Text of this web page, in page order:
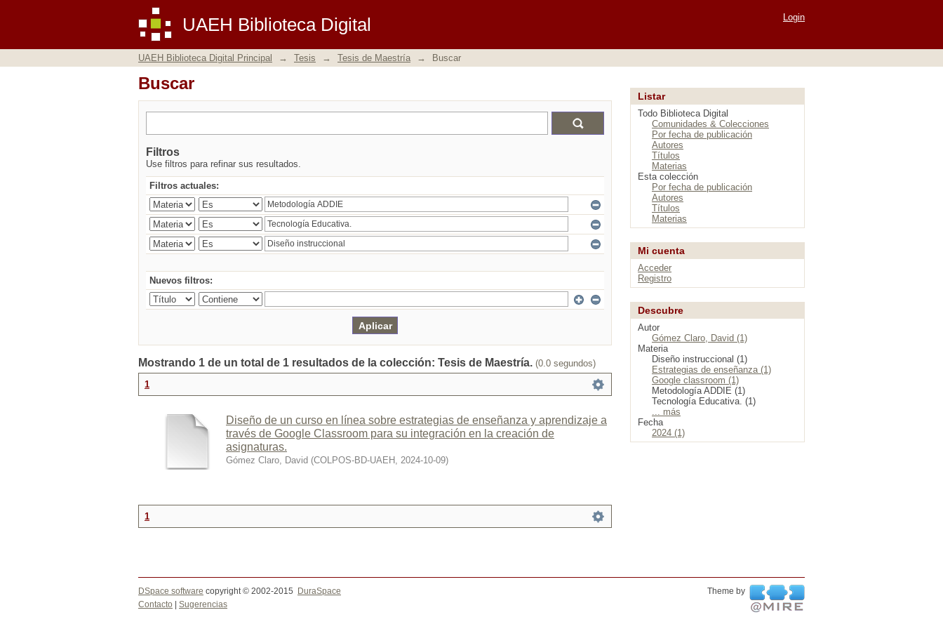
UAEH Biblioteca Digital
Buscar Login
UAEH Biblioteca Digital Principal → Tesis → Tesis de Maestría → Buscar
Buscar
Filtros
Use filtros para refinar sus resultados.
Filtros actuales:
Nuevos filtros:
Mostrando 1 de un total de 1 resultados de la colección: Tesis de Maestría. (0.0 segundos)
1
Diseño de un curso en línea sobre estrategias de enseñanza y aprendizaje a
través de Google Classroom para su integración en la creación de
asignaturas.
Gómez Claro, David (COLPOS-BD-UAEH , 2024-10-09)
1
Listar
Todo Biblioteca Digital
Comunidades & Colecciones
Por fecha de publicación
Autores
Títulos
Materias
Esta colección
Por fecha de publicación
Autores
Títulos
Materias
Mi cuenta
Acceder
Registro
Descubre
Autor
Gómez Claro, David (1)
Materia
Diseño instruccional (1)
Estrategias de enseñanza (1)
Google classroom (1)
Metodología ADDIE (1)
Tecnología Educativa. (1)
... más
Fecha
2024 (1)
DSpace software copyright © 2002-2015 DuraSpace
Theme by
Contacto
Sugerencias